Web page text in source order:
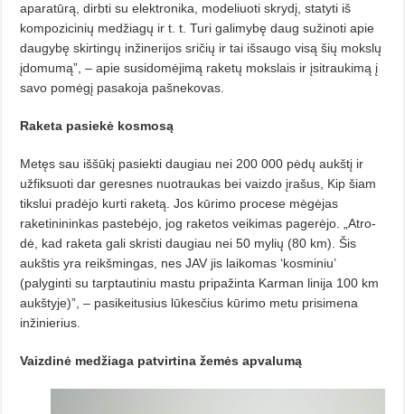
aparatūrą, dirbti su elektronika, modeliuoti skrydį, statyti iš
kompo­zicinių medžiagų ir t. t. Turi galimybę daug sužinoti apie
daugybę skirtin­­gų inžinerijos sričių ir tai išsaugo visą šių mokslų
įdomumą”, – apie su­sidomėjimą raketų mokslais ir įsitraukimą į
savo pomėgį pasakoja pašnekovas.
Raketa pasiekė kosmosą
Metęs sau iššūkį pasiekti daugiau nei 200 000 pėdų aukštį ir
užfiksuoti dar geresnes nuotraukas bei vaiz­do įrašus, Kip šiam
tikslui pra­dėjo kurti raketą. Jos kūrimo procese mėgėjas
raketinininkas pastebėjo, jog raketos veikimas pagerėjo. „Atro­
dė, kad raketa gali skristi daugiau nei 50 mylių (80 km). Šis
aukštis yra reikšmingas, nes JAV jis laikomas ‘kosminiu’
(palyginti su tarptautiniu mastu pripažinta Karman linija 100 km
aukštyje)”, – pasikeitusius lūkes­čius kūrimo metu prisimena
inžinie­rius.
Vaizdinė medžiaga patvirtinažemės apvalumą